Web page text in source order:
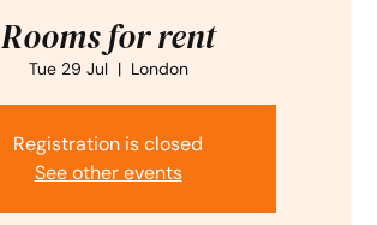
Rooms for rent
Tue 29 Jul
  |
London
Registration is closed
See other events